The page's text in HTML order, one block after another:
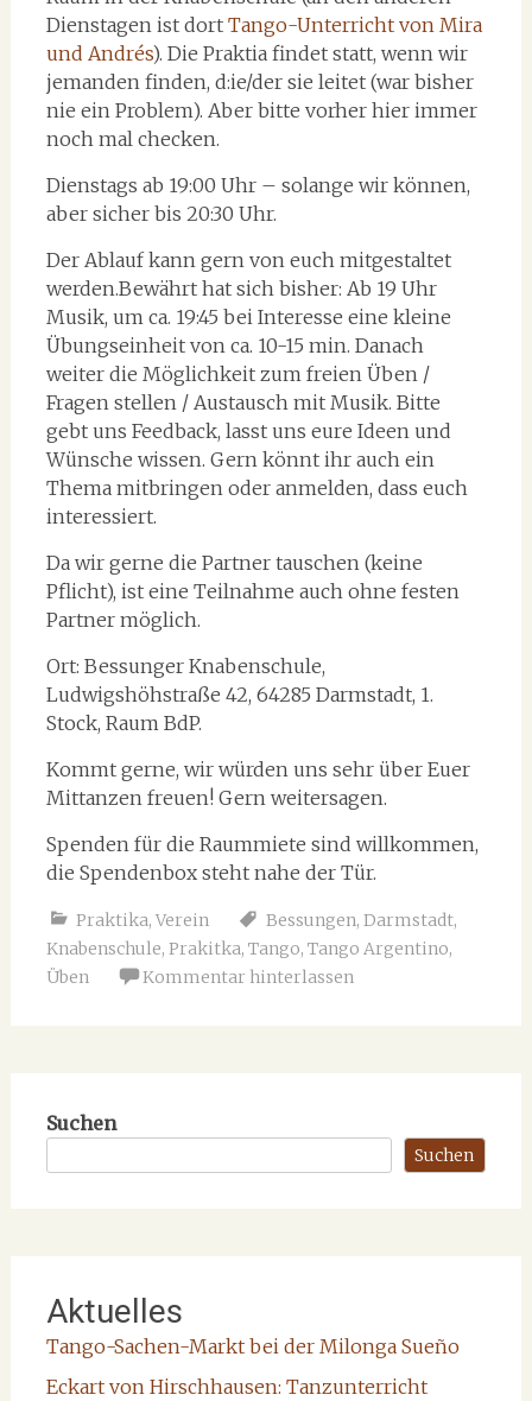
Dienstagen ist dort Tango-Unterricht von Mira
und Andrés). Die Praktia findet statt, wenn wir
jemanden finden, d:ie/der sie leitet (war bisher
nie ein Problem). Aber bitte vorher hier immer
noch mal checken.
Dienstags ab 19:00 Uhr – solange wir können,
aber sicher bis 20:30 Uhr.
Der Ablauf kann gern von euch mitgestaltet
werden.Bewährt hat sich bisher: Ab 19 Uhr
Musik, um ca. 19:45 bei Interesse eine kleine
Übungseinheit von ca. 10-15 min. Danach
weiter die Möglichkeit zum freien Üben /
Fragen stellen / Austausch mit Musik. Bitte
gebt uns Feedback, lasst uns eure Ideen und
Wünsche wissen. Gern könnt ihr auch ein
Thema mitbringen oder anmelden, dass euch
interessiert.
Da wir gerne die Partner tauschen (keine
Pflicht), ist eine Teilnahme auch ohne festen
Partner möglich.
Ort: Bessunger Knabenschule,
Ludwigshöhstraße 42, 64285 Darmstadt, 1.
Stock, Raum BdP.
Kommt gerne, wir würden uns sehr über Euer
Mittanzen freuen! Gern weitersagen.
Spenden für die Raummiete sind willkommen,
die Spendenbox steht nahe der Tür.
Praktika, Verein Bessungen, Darmstadt,
Knabenschule, Prakitka, Tango, Tango Argentino,
Üben
Kommentar hinterlassen
Suchen
Suchen
Aktuelles
Tango-Sachen-Markt bei der Milonga Sueño
Eckart von Hirschhausen: Tanzunterricht